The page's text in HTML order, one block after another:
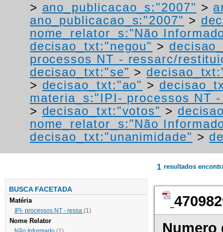
> ano_publicacao_s:"2007" >
ano_publicacao_s:"2007" >
nome_relator_s:"Não
decisao_txt:"negou" >
processos NT - ressarc/
decisao_txt:"se" >
> decisao_txt:"ao" >
materia_s:"IPI- processos NT
> decisao_txt:"votos" >
nome_relator_s:"Não
decisao_txt:"unanimidade" >
BUSCA FACETADA
Matéria
IPI- processos NT - ressa (1)
Nome Relator
1 resultados
Numero